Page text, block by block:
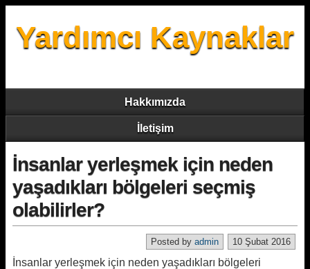
Yardımcı Kaynaklar
Hakkımızda
İletişim
İnsanlar yerleşmek için neden
yaşadıkları bölgeleri seçmiş
olabilirler?
10 Şubat 2016
Posted by admin
İnsanlar yerleşmek için neden yaşadıkları bölgeleri